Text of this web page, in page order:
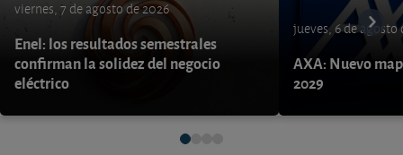
viernes, 7 de agosto de 2026
Enel: los resultados semestrales
confirman la solidez del negocio
eléctrico
jueves, 6 de agosto
AXA: Nuevo
2029